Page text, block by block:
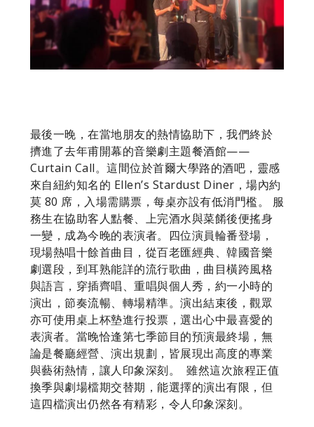
最後一晚，在當地朋友的熱情協助下，我們終於
擠進了去年甫開幕的音樂劇主題餐酒館——
Curtain Call。這間位於首爾大學路的酒吧，靈感
來自紐約知名的 Ellen’s Stardust Diner，場內約
莫 80 席，入場需購票，每桌亦設有低消門檻。 服
務生在協助客人點餐、上完酒水與菜餚後便搖身
一變，成為今晚的表演者。四位演員輪番登場，
現場熱唱十餘首曲目，從百老匯經典、韓國音樂
劇選段，到耳熟能詳的流行歌曲，曲目橫跨風格
與語言，穿插齊唱、重唱與個人秀，約一小時的
演出，節奏流暢、轉場精準。演出結束後，觀眾
亦可使用桌上杯墊進行投票，選出心中最喜愛的
表演者。當晚恰逢第七季節目的預演最終場，無
論是餐廳經營、演出規劃，皆展現出高度的專業
與藝術熱情，讓人印象深刻。 ​ 雖然這次旅程正值
換季與劇場檔期交替期，能選擇的演出有限，但
這四檔演出仍然各有精彩，令人印象深刻。